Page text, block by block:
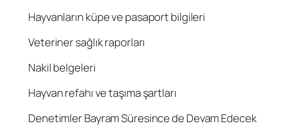
Hayvanların küpe ve pasaport bilgileri
Veteriner sağlık raporları
Nakil belgeleri
Hayvan refahı ve taşıma şartları
Denetimler Bayram Süresince de Devam Edecek